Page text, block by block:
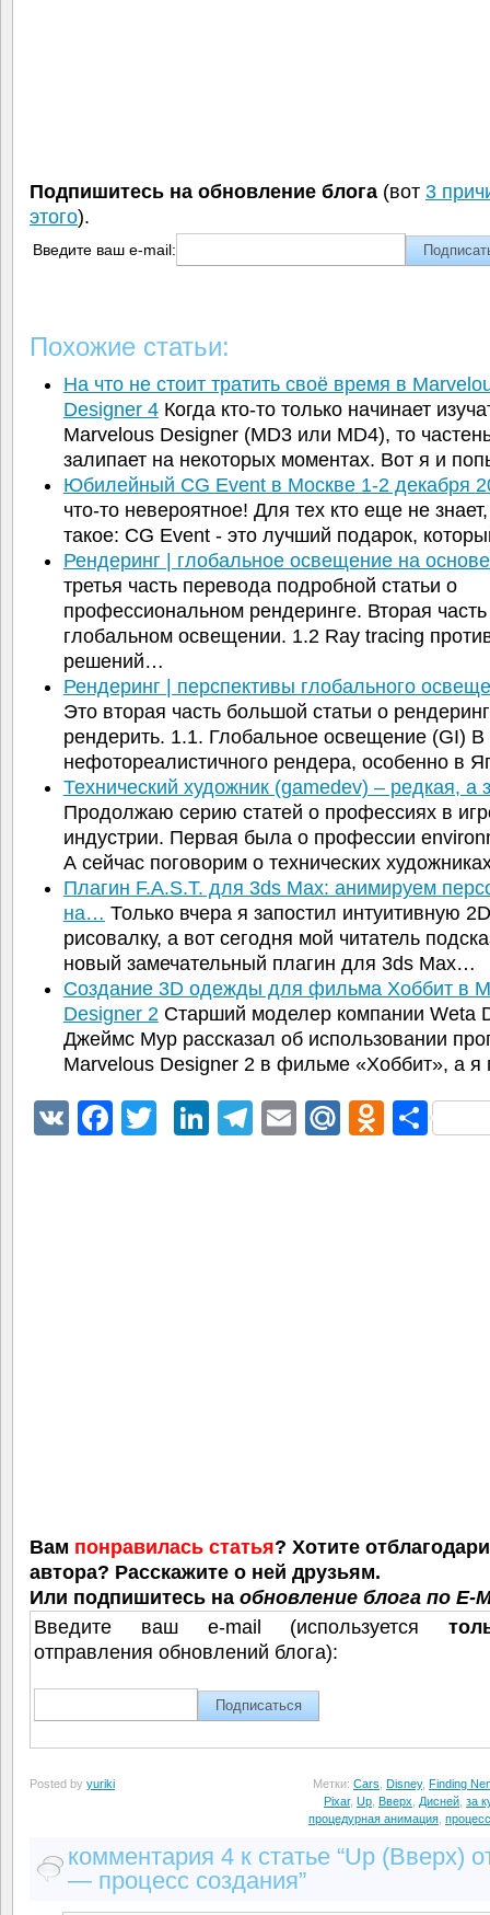
Подпишитесь на обновление блога (вот 3
этого).
Введите ваш e-mail:
Похожие статьи:
На что не стоит тратить своё время в
Designer 4Когда кто-то только начинает
Marvelous Designer (MD3 или MD4), то
залипает на некоторых моментах. Вот я и
Юбилейный CG Event в Москве 1-2 декабря
что-то невероятное! Для тех кто еще не знает,
такое: CG Event - это лучший подарок,
Рендеринг | глобальное освещение на
третья часть перевода подробной статьи о
профессиональном рендеринге. Вторая
глобальном освещении. 1.2 Ray tracing
решений…
Рендеринг | перспективы глобального
Это вторая часть большой статьи о
рендерить. 1.1. Глобальное освещение (GI) В
нефотореалистичного рендера, особенно в
Технический художник (gamedev) – редкая, а
Продолжаю серию статей о профессиях в
индустрии. Первая была о профессии
А сейчас поговорим о технических
Плагин F.A.S.T. для 3ds Max: анимируем
на… Только вчера я запостил интуитивную 2D
рисовалку, а вот сегодня мой читатель
новый замечательный плагин для 3ds Max…
Создание 3D одежды для фильма Хоббит в
Designer 2Старший моделер компании Weta
Джеймс Мур рассказал об использовании
Marvelous Designer 2 в фильме «Хоббит», а
VK Facebook
TwitterLinkedIn
Telegram
EmailMail.Ru
Вам понравилась статья? Хотите
автора? Расскажите о ней друзьям.
Или подпишитесь на обновление блога по E-
Введите ваш e-mail (используется
отправления обновлений блога):
Posted by yuriki Метки: Cars Disney, Finding
Pixar, Up Вверх Дисней за
процедурная анимация
комментария 4 к статье “Up (Вверх)
— процесс создания”